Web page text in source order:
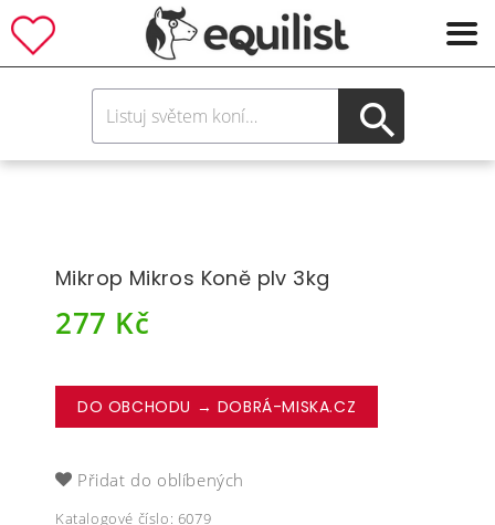
Mikrop Mikros Koně plv 3kg
277 Kč
DO OBCHODU → DOBRÁ-MISKA.CZ
Přidat do oblíbených
Katalogové číslo: 6079